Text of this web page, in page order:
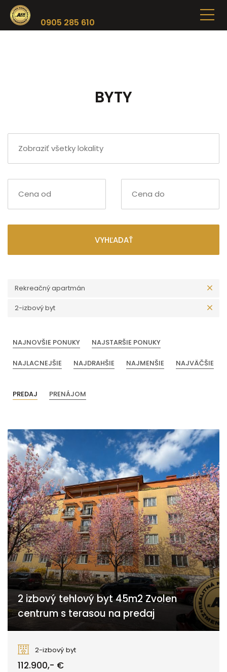
0905 285 610
BYTY
VYHĽADAŤ
Rekreačný apartmán
2-izbový byt
NAJNOVŠIE PONUKY NAJSTARŠIE PONUKY
NAJLACNEJŠIE NAJDRAHŠIE NAJMENŠIE NAJVÄČŠIE
PREDAJ PRENÁJOM
2 izbový tehlový byt 45m2 Zvolen
centrum s terasou na predaj
2-izbový byt
112.900,- €